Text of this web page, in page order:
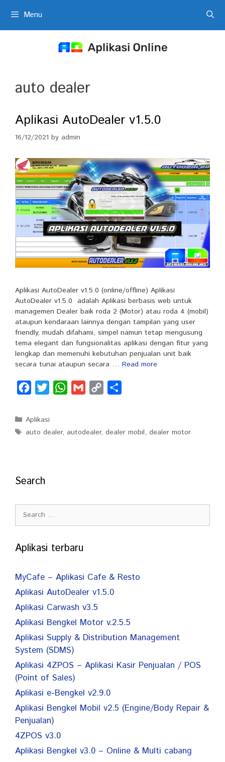
Menu
auto dealer
Aplikasi AutoDealer v1.5.0
16/12/2021 by admin
Aplikasi AutoDealer v1.5.0 (online/offline) Aplikasi
AutoDealer v1.5.0 adalah Aplikasi berbasis web untuk
managemen Dealer baik roda 2 (Motor) atau roda 4 (mobil)
ataupun kendaraan lainnya dengan tampilan yang user
friendly, mudah difahami, simpel namun tetap mengusung
tema elegant dan fungsionalitas aplikasi dengan fitur yang
lengkap dan memenuhi kebutuhan penjualan unit baik
secara tunai ataupun secara … Read more
c
e
k
t
W
t
i
y
r
Categories
Aplikasi
Tags
auto dealer, autodealer,dealer mobil,dealer motor
Search
Search
for:
Aplikasi terbaru
MyCafe – Aplikasi Cafe & Resto
Aplikasi AutoDealer v1.5.0
Aplikasi Carwash v3.5
Aplikasi Bengkel Motor v.2.5.5
Aplikasi Supply & Distribution Management
System (SDMS)
Aplikasi 4ZPOS – Aplikasi Kasir Penjualan / POS
(Point of Sales)
Aplikasi e-Bengkel v2.9.0
Aplikasi Bengkel Mobil v2.5 (Engine/Body Repair &
Penjualan)
4ZPOS v3.0
Aplikasi Bengkel v3.0 – Online & Multi cabang